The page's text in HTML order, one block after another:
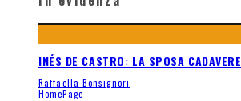
INÉS DE CASTRO: LA SPOSA CADAVERE
Raffaella Bonsignori
HomePage